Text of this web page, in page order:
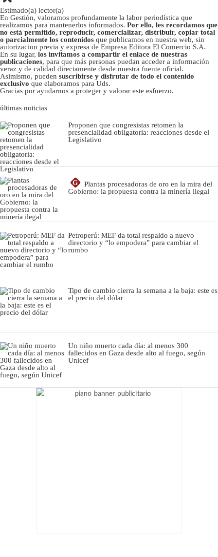
Estimado(a) lector(a)
En Gestión, valoramos profundamente la labor periodística que
realizamos para mantenerlos informados. Por ello, les recordamos que
no está permitido, reproducir, comercializar, distribuir, copiar total
o parcialmente los contenidos que publicamos en nuestra web, sin
autorizacion previa y expresa de Empresa Editora El Comercio S.A.
En su lugar, los invitamos a compartir el enlace de nuestras
publicaciones, para que más personas puedan acceder a información
veraz y de calidad directamente desde nuestra fuente oficial.
Asimismo, pueden suscribirse y disfrutar de todo el contenido
exclusivo que elaboramos para Uds.
Gracias por ayudarnos a proteger y valorar este esfuerzo.
últimas noticias
Proponen que congresistas retomen la
presencialidad obligatoria: reacciones desde el
Legislativo
G
Plantas procesadoras de oro en la mira del
Gobierno: la propuesta contra la minería ilegal
Petroperú: MEF da total respaldo a nuevo
directorio y “lo empodera” para cambiar el
rumbo
Tipo de cambio cierra la semana a la baja: este es
el precio del dólar
Un niño muerto cada día: al menos 300
fallecidos en Gaza desde alto al fuego, según
Unicef